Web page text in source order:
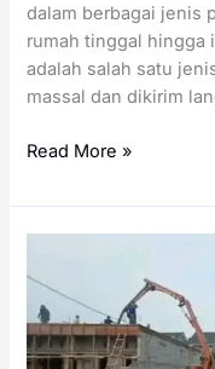
dalam berbagai jenis
rumah tinggal hingga
adalah salah satu
massal dan dikirim
Harga
per
Meter
Read More »